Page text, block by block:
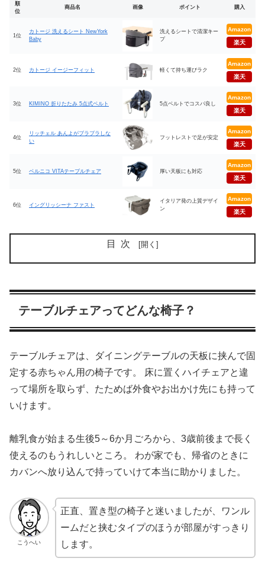
順
位
商品名 画像 ポイント 購入
1位
カトージ 洗えるシート NewYork
Baby
洗えるシートで清潔キー
プ
Amazon
楽天
2位 カトージ イージーフィット 軽くて持ち運びラク
Amazon
楽天
3位 KIMINO 折りたたみ 5点式ベルト 5点ベルトでコスパ良し
Amazon
楽天
4位
リッチェル あんよがブラブラしな
い
フットレストで足が安定
Amazon
楽天
5位 ベルニコ VITAテーブルチェア 厚い天板にも対応
Amazon
楽天
6位 イングリッシーナ ファスト
イタリア発の上質デザイ
ン
Amazon
楽天
目次
テーブルチェアってどんな椅子？
テーブルチェアは、ダイニングテーブルの天板に挟んで固
定する赤ちゃん用の椅子です。 床に置くハイチェアと違
って場所を取らず、たためば外食やお出かけ先にも持って
いけます。
離乳食が始まる生後5～6か月ごろから、3歳前後まで長く
使えるのもうれしいところ。 わが家でも、帰省のときに
カバンへ放り込んで持っていけて本当に助かりました。
こうへい
正直、置き型の椅子と迷いましたが、ワンル
ームだと挟むタイプのほうが部屋がすっきり
します。